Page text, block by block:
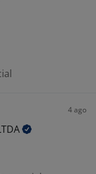
4 ago